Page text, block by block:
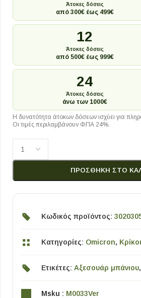
Άτοκες δόσεις
από 300€ έως 499€
12
Άτοκες δόσεις
από 500€ έως 999€
24
Άτοκες δόσεις
άνω των 1000€
Η δυνατότητα άτοκων δόσεων ισχύει για
Οι τιμές περιλαμβάνουν ΦΠΑ 24%.
ΠΡΟΣΘΉΚΗ ΣΤΟ
Κωδικός προϊόντος:
Κατηγορίες: Omicron, Κρίκοι
Ετικέτες: Αξεσουάρ μπάνιου,
Msku : M0033Ver